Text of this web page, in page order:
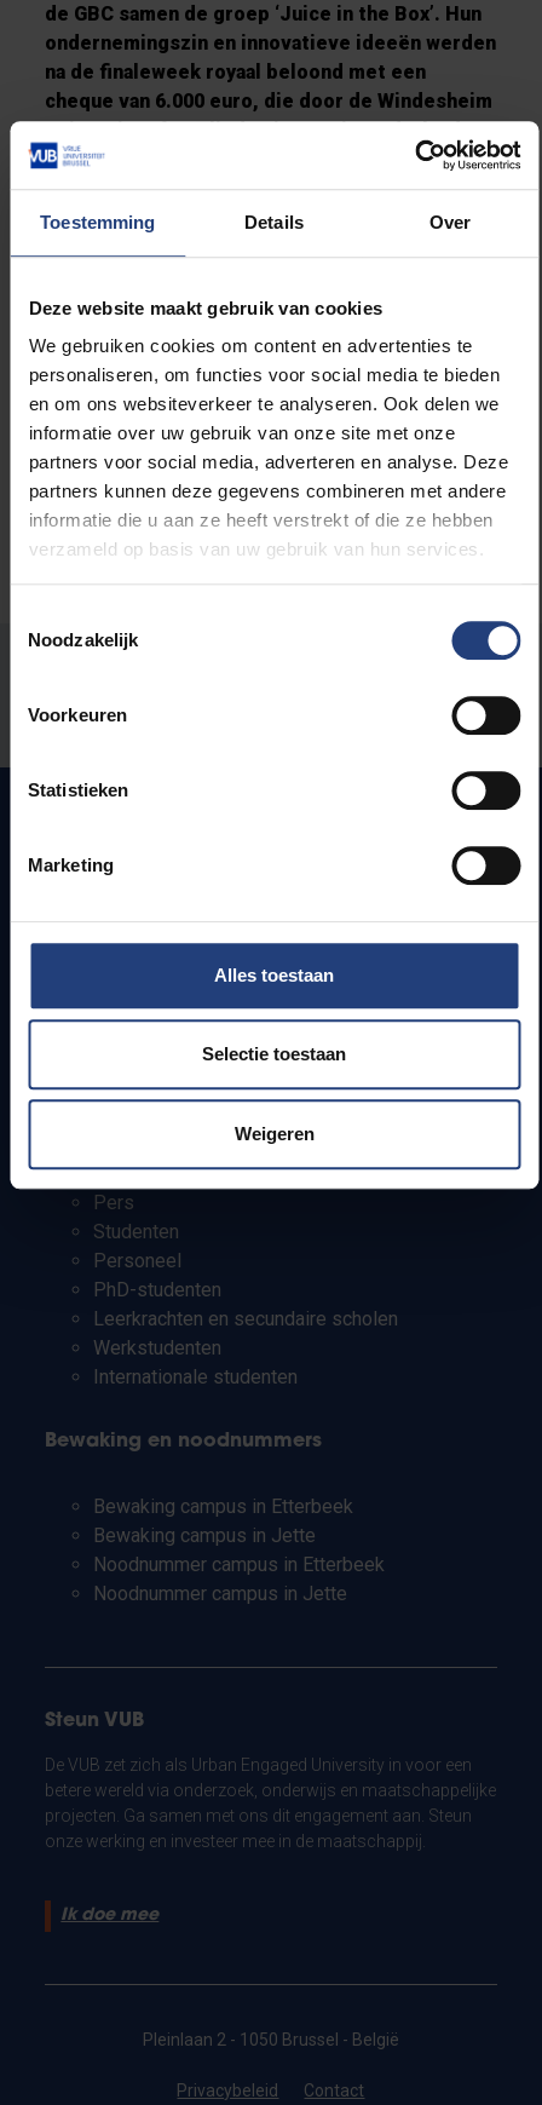
Toestemming Details Over
Deze website maakt gebruik van cookies
We gebruiken cookies om content en advertenties te
personaliseren, om functies voor social media te bieden
en om ons websiteverkeer te analyseren. Ook delen we
informatie over uw gebruik van onze site met onze
partners voor social media, adverteren en analyse. Deze
partners kunnen deze gegevens combineren met andere
informatie die u aan ze heeft verstrekt of die ze hebben
verzameld op basis van uw gebruik van hun services.
Noodzakelijk
Voorkeuren
Statistieken
Marketing
Alles toestaan
Selectie toestaan
Weigeren
de GBC samen de groep ‘Juice in the Box’. Hun
ondernemingszin en innovatieve ideeën werden
na de finaleweek royaal beloond met een
cheque van 6.000 euro, die door de Windesheim
University of Applied Sciences in Nederland
werd uitgereikt.
Lees meer over:
Carrière
Internationaal
Snel naar
Webmail
Bereikbaarheid
Onderzoeksgroepen
Pers
Studenten
Personeel
PhD-studenten
Leerkrachten en secundaire scholen
Werkstudenten
Internationale studenten
Bewaking en noodnummers
Bewaking campus in Etterbeek
Bewaking campus in Jette
Noodnummer campus in Etterbeek
Noodnummer campus in Jette
Steun VUB
De VUB zet zich als Urban Engaged University in voor een
betere wereld via onderzoek, onderwijs en maatschappelijke
projecten. Ga samen met ons dit engagement aan. Steun
onze werking en investeer mee in de maatschappij.
Ik doe mee
Pleinlaan 2 - 1050 Brussel - België
Privacybeleid Contact